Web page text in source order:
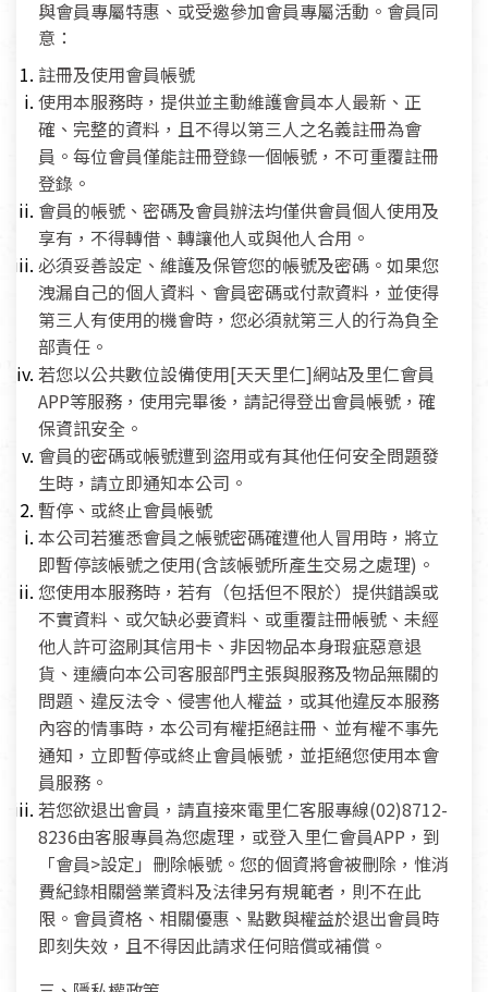
與會員專屬特惠、或受邀參加會員專屬活動。會員同
意：
註冊及使用會員帳號
使用本服務時，提供並主動維護會員本人最新、正
確、完整的資料，且不得以第三人之名義註冊為會
員。每位會員僅能註冊登錄一個帳號，不可重覆註冊
登錄。
會員的帳號、密碼及會員辦法均僅供會員個人使用及
享有，不得轉借、轉讓他人或與他人合用。
必須妥善設定、維護及保管您的帳號及密碼。如果您
洩漏自己的個人資料、會員密碼或付款資料，並使得
第三人有使用的機會時，您必須就第三人的行為負全
部責任。
若您以公共數位設備使用[天天里仁]網站及里仁會員
APP等服務，使用完畢後，請記得登出會員帳號，確
保資訊安全。
會員的密碼或帳號遭到盜用或有其他任何安全問題發
生時，請立即通知本公司。
暫停、或終止會員帳號
本公司若獲悉會員之帳號密碼確遭他人冒用時，將立
即暫停該帳號之使用(含該帳號所產生交易之處理)。
您使用本服務時，若有（包括但不限於）提供錯誤或
不實資料、或欠缺必要資料、或重覆註冊帳號、未經
他人許可盜刷其信用卡、非因物品本身瑕疵惡意退
貨、連續向本公司客服部門主張與服務及物品無關的
問題、違反法令、侵害他人權益，或其他違反本服務
內容的情事時，本公司有權拒絕註冊、並有權不事先
通知，立即暫停或終止會員帳號，並拒絕您使用本會
員服務。
若您欲退出會員，請直接來電里仁客服專線(02)8712-
8236由客服專員為您處理，或登入里仁會員APP，到
「會員>設定」刪除帳號。您的個資將會被刪除，惟消
費紀錄相關營業資料及法律另有規範者，則不在此
限。會員資格、相關優惠、點數與權益於退出會員時
即刻失效，且不得因此請求任何賠償或補償。